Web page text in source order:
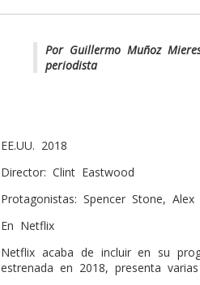
Por Guillermo Muñoz
periodista
EE.UU. 2018
Director: Clint Eastwood
Protagonistas: Spencer Stone,
En Netflix
Netflix acaba de incluir en su
estrenada en 2018, presenta